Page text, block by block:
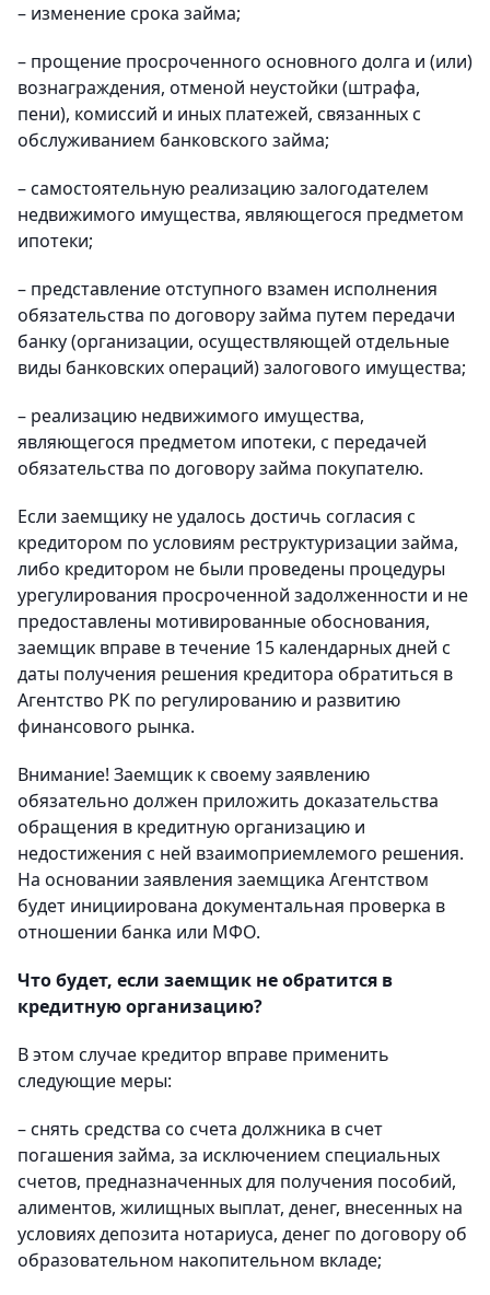
– изменение срока займа;
– прощение просроченного основного долга и (или)
вознаграждения, отменой неустойки (штрафа,
пени), комиссий и иных платежей, связанных с
обслуживанием банковского займа;
– самостоятельную реализацию залогодателем
недвижимого имущества, являющегося предметом
ипотеки;
– представление отступного взамен исполнения
обязательства по договору займа путем передачи
банку (организации, осуществляющей отдельные
виды банковских операций) залогового имущества;
– реализацию недвижимого имущества,
являющегося предметом ипотеки, с передачей
обязательства по договору займа покупателю.
Если заемщику не удалось достичь согласия с
кредитором по условиям реструктуризации займа,
либо кредитором не были проведены процедуры
урегулирования просроченной задолженности и не
предоставлены мотивированные обоснования,
заемщик вправе в течение 15 календарных дней с
даты получения решения кредитора обратиться в
Агентство РК по регулированию и развитию
финансового рынка.
Внимание! Заемщик к своему заявлению
обязательно должен приложить доказательства
обращения в кредитную организацию и
недостижения с ней взаимоприемлемого решения.
На основании заявления заемщика Агентством
будет инициирована документальная проверка в
отношении банка или МФО.
Что будет, если заемщик не обратится в
кредитную организацию?
В этом случае кредитор вправе применить
следующие меры:
– снять средства со счета должника в счет
погашения займа, за исключением специальных
счетов, предназначенных для получения пособий,
алиментов, жилищных выплат, денег, внесенных на
условиях депозита нотариуса, денег по договору об
образовательном накопительном вкладе;